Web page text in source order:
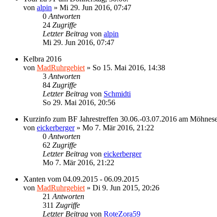
von alpin » Mi 29. Jun 2016, 07:47
0 Antworten
24 Zugriffe
Letzter Beitrag von alpin
Mi 29. Jun 2016, 07:47
Kelbra 2016
von MadRuhrgebiet » So 15. Mai 2016, 14:38
3 Antworten
84 Zugriffe
Letzter Beitrag von Schmidti
So 29. Mai 2016, 20:56
Kurzinfo zum BF Jahrestreffen 30.06.-03.07.2016 am
von eickerberger» Mo 7. Mär 2016, 21:22
0 Antworten
62 Zugriffe
Letzter Beitrag von eickerberger
Mo 7. Mär 2016, 21:22
Xanten vom 04.09.2015 - 06.09.2015
von MadRuhrgebiet » Di 9. Jun 2015, 20:26
21 Antworten
311 Zugriffe
Letzter Beitrag von RoteZora59